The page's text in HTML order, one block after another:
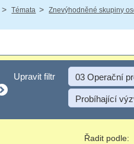
/ Témata / Znevýhodněné skupiny
Upravit filtr
Upravit filtr 03 Operační
Probíhající
Řadit podle: